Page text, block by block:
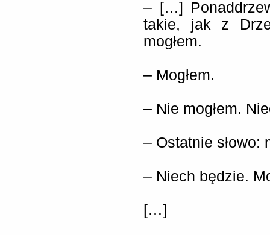
– […]
takie, jak z
mogłem.
– Mogłem.
– Nie mogłem.
– Ostatnie słowo:
– Niech będzie.
[…]